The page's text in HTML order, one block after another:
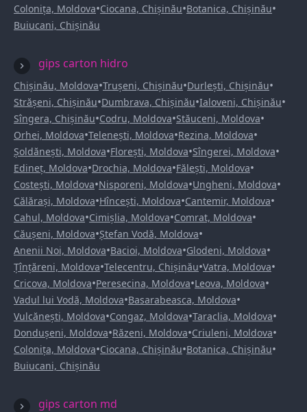
Colonița, Moldova•Ciocana, Chișinău•Botanica, Chișinău•
Buiucani, Chișinău
gips carton hidro
Chișinău, Moldova•Trușeni, Chișinău•Durlești, Chișinău•
Strășeni, Chișinău•Dumbrava, Chișinău•Ialoveni, Chișinău•
Sîngera, Chișinău•Codru, Moldova•Stăuceni, Moldova•
Orhei, Moldova•Telenești, Moldova•Rezina, Moldova•
Șoldănești, Moldova•Florești, Moldova•Sîngerei, Moldova•
Edineț, Moldova•Drochia, Moldova•Fălești, Moldova•
Costești, Moldova•Nisporeni, Moldova•Ungheni, Moldova•
Călărași, Moldova•Hîncești, Moldova•Cantemir, Moldova•
Cahul, Moldova•Cimișlia, Moldova•Comrat, Moldova•
Căușeni, Moldova•Ștefan Vodă, Moldova•
Anenii Noi, Moldova•Bacioi, Moldova•Glodeni, Moldova•
Țînțăreni, Moldova•Telecentru, Chișinău•Vatra, Moldova•
Cricova, Moldova•Peresecina, Moldova•Leova, Moldova•
Vadul lui Vodă, Moldova•Basarabeasca, Moldova•
Vulcănești, Moldova•Congaz, Moldova•Taraclia, Moldova•
Dondușeni, Moldova•Răzeni, Moldova•Criuleni, Moldova•
Colonița, Moldova•Ciocana, Chișinău•Botanica, Chișinău•
Buiucani, Chișinău
gips carton md